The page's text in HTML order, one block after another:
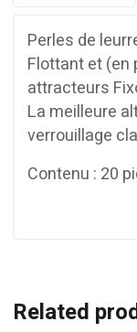
Perles de
Flottant et (en
attracteurs
La meilleure
verrouillage
Contenu : 20
Related